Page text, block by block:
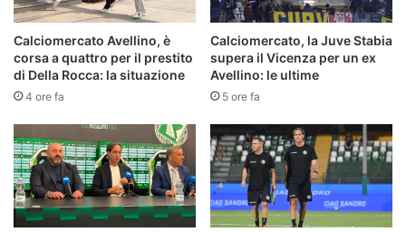
Calciomercato Avellino, è
corsa a quattro per il prestito
di Della Rocca: la situazione
4 ore fa
Calciomercato, la Juve Stabia
supera il Vicenza per un ex
Avellino: le ultime
5 ore fa